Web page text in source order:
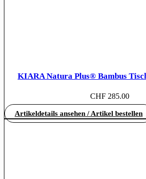
KIARA Natura Plus® Bambus
CHF 285.00
Artikeldetails ansehen / Artikel bestellen